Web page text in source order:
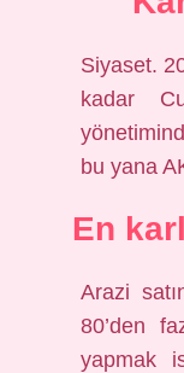
Siyaset.
kadar
bu yana
En
Arazi
80’den
yapmak